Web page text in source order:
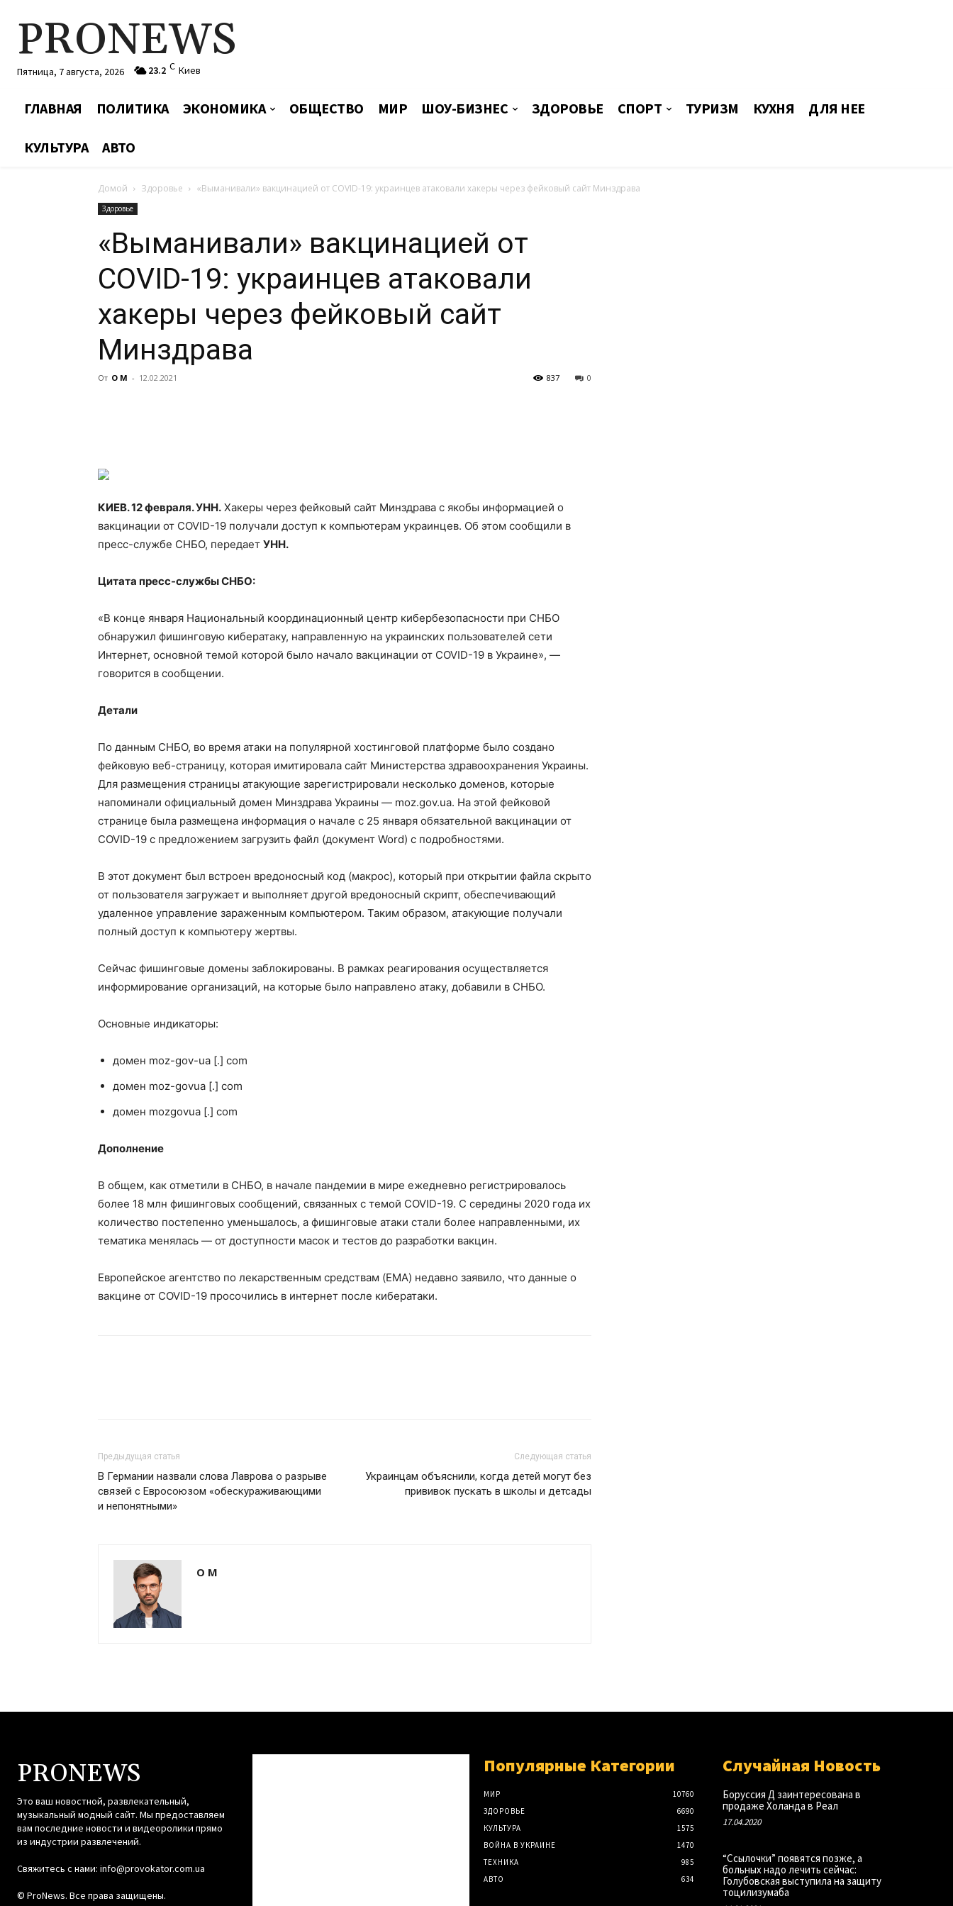
PRONEWS
Пятница, 7 августа, 2026 23.2 C Киев
ГЛАВНАЯ ПОЛИТИКА ЭКОНОМИКА ОБЩЕСТВО МИР ШОУ-БИЗНЕС ЗДОРОВЬЕ СПОРТ ТУРИЗМ КУХНЯ ДЛЯ НЕЕ
КУЛЬТУРА АВТО
Домой Здоровье «Выманивали» вакцинацией от COVID-19: украинцев атаковали хакеры через фейковый сайт Минздрава
Здоровье
«Выманивали» вакцинацией от
COVID-19: украинцев атаковали
хакеры через фейковый сайт
Минздрава
От О М - 12.02.2021 0
837
КИЕВ. 12 февраля. УНН. Хакеры через фейковый сайт Минздрава с якобы информацией о
вакцинации от COVID-19 получали доступ к компьютерам украинцев. Об этом сообщили в
пресс-службе СНБО, передает УНН.
Цитата пресс-службы СНБО:
«В конце января Национальный координационный центр кибербезопасности при СНБО
обнаружил фишинговую кибератаку, направленную на украинских пользователей сети
Интернет, основной темой которой было начало вакцинации от COVID-19 в Украине», —
говорится в сообщении.
Детали
По данным СНБО, во время атаки на популярной хостинговой платформе было создано
фейковую веб-страницу, которая имитировала сайт Министерства здравоохранения Украины.
Для размещения страницы атакующие зарегистрировали несколько доменов, которые
напоминали официальный домен Минздрава Украины — moz.gov.ua. На этой фейковой
странице была размещена информация о начале с 25 января обязательной вакцинации от
COVID-19 с предложением загрузить файл (документ Word) с подробностями.
В этот документ был встроен вредоносный код (макрос), который при открытии файла скрыто
от пользователя загружает и выполняет другой вредоносный скрипт, обеспечивающий
удаленное управление зараженным компьютером. Таким образом, атакующие получали
полный доступ к компьютеру жертвы.
Сейчас фишинговые домены заблокированы. В рамках реагирования осуществляется
информирование организаций, на которые было направлено атаку, добавили в СНБО.
Основные индикаторы:
домен moz-gov-ua [.] com
домен moz-govua [.] com
домен mozgovua [.] com
Дополнение
В общем, как отметили в СНБО, в начале пандемии в мире ежедневно регистрировалось
более 18 млн фишинговых сообщений, связанных с темой COVID-19. С середины 2020 года их
количество постепенно уменьшалось, а фишинговые атаки стали более направленными, их
тематика менялась — от доступности масок и тестов до разработки вакцин.
Европейское агентство по лекарственным средствам (EMA) недавно заявило, что данные о
вакцине от COVID-19 просочились в интернет после кибератаки.
Предыдущая статья
В Германии назвали слова Лаврова о разрыве
связей с Евросоюзом «обескураживающими
и непонятными»
Следующая статья
Украинцам объяснили, когда детей могут без
прививок пускать в школы и детсады
О М
PRONEWS
Это ваш новостной, развлекательный,
музыкальный модный сайт. Мы предоставляем
вам последние новости и видеоролики прямо
из индустрии развлечений.
Свяжитесь с нами: info@provokator.com.ua
© ProNews. Все права защищены.
Популярные Категории
МИР
10760
ЗДОРОВЬЕ
6690
КУЛЬТУРА
1575
ВОЙНА В УКРАИНЕ
1470
ТЕХНИКА
985
АВТО
634
Случайная Новость
Боруссия Д заинтересована в
продаже Холанда в Реал
17.04.2020
“Ссылочки” появятся позже, а
больных надо лечить сейчас:
Голубовская выступила на защиту
тоцилизумаба